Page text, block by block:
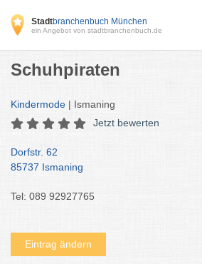
Stadtbranchenbuch München
ein Angebot von stadtbranchenbuch.de
Schuhpiraten
Kindermode | Ismaning
Jetzt bewerten
Dorfstr. 62
85737 Ismaning
Tel: 089 92927765
Eintrag ändern